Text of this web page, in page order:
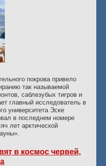
покрова привело
так называемой
саблезубых тигров и
главный исследователь в
университета Эске
в последнем номере
лет арктической
в космос червей,